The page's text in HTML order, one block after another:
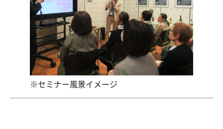
※セミナー風景イメージ